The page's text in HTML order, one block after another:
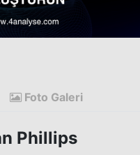
Foto Galeri
Phillips